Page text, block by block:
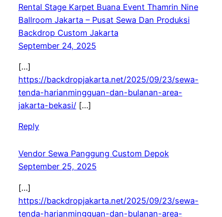
Rental Stage Karpet Buana Event Thamrin Nine
Ballroom Jakarta – Pusat Sewa Dan Produksi
Backdrop Custom Jakarta
September 24, 2025
[…]
https://backdropjakarta.net/2025/09/23/sewa-
tenda-harianmingguan-dan-bulanan-area-
jakarta-bekasi/[…]
Reply
Vendor Sewa Panggung Custom Depok
September 25, 2025
[…]
https://backdropjakarta.net/2025/09/23/sewa-
tenda-harianmingguan-dan-bulanan-area-